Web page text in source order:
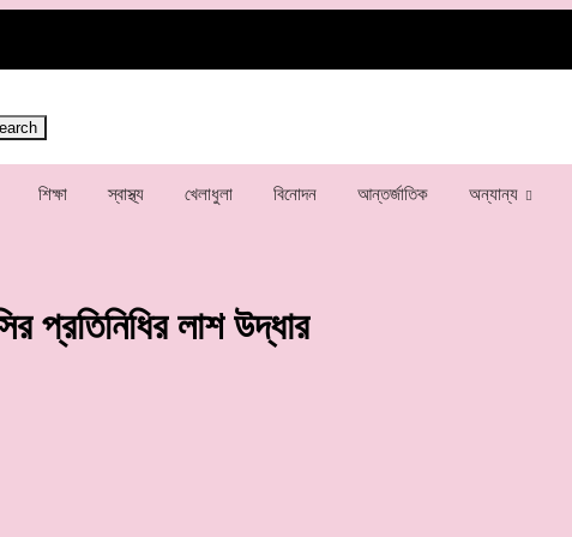
শিক্ষা স্বাস্থ্য খেলাধুলা বিনোদন আন্তর্জাতিক অন্যান্য
প্রতিনিধির লাশ উদ্ধার